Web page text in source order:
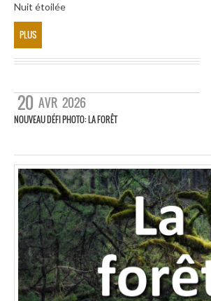
Nuit étoilée
PLUS
20 AVR 2026
NOUVEAU DÉFI PHOTO: LA FORÊT